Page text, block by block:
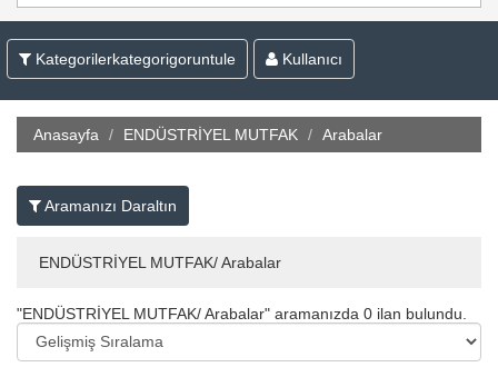
Kategorilerkategorigoruntule Kullanıcı
Anasayfa ENDÜSTRİYEL MUTFAK Arabalar
Aramanızı Daraltın
ENDÜSTRİYEL MUTFAK/ Arabalar
"ENDÜSTRİYEL MUTFAK/ Arabalar" aramanızda 0 ilan bulundu.